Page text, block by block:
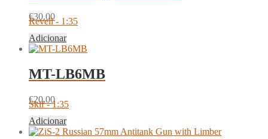
€30.00
Revell - 1:35
Adicionar
MT-LB6MB
€20.00
Skif - 1:35
Adicionar